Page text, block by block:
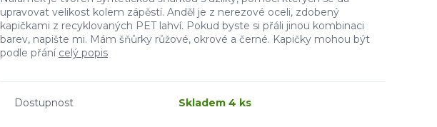
upravovat velikost kolem zápěstí. Anděl je z nerezové oceli, zdobený
kapičkami z recyklovaných PET lahví. Pokud byste si přáli jinou kombinaci
barev, napište mi. Mám šňůrky růžové, okrové a černé. Kapičky mohou být
podle přání celý popis
Dostupnost Skladem 4 ks